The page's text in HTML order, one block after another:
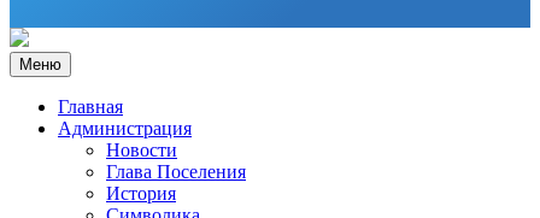
Меню
Главная
Администрация
Новости
Глава Поселения
История